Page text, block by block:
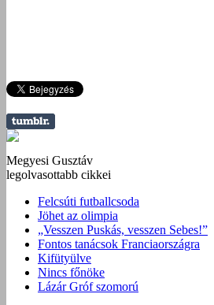
Megyesi Gusztáv
legolvasottabb cikkei
Felcsúti futballcsoda
Jöhet az olimpia
„Vesszen Puskás, vesszen Sebes!”
Fontos tanácsok Franciaországra
Kifütyülve
Nincs főnöke
Lázár Gróf szomorú